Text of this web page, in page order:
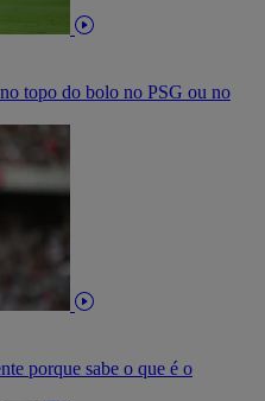
topo do bolo no PSG ou no
porque sabe o que é o